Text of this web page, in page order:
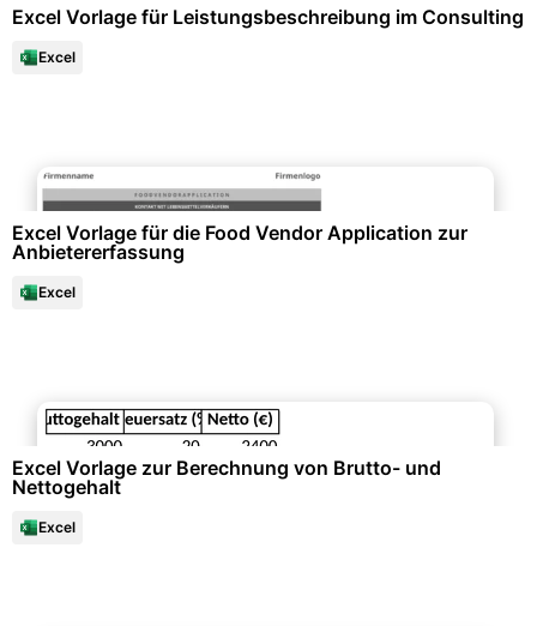
Excel Vorlage für Leistungsbeschreibung im Consulting
Excel
Excel Vorlage für die Food Vendor Application zur
Anbietererfassung
Excel
Excel Vorlage zur Berechnung von Brutto- und
Nettogehalt
Excel